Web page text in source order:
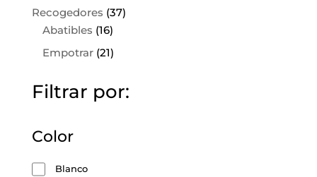
Recogedores 3737
Abatibles 1616
productos
Empotrar 2121
Filtrar por:
Color
Blanco